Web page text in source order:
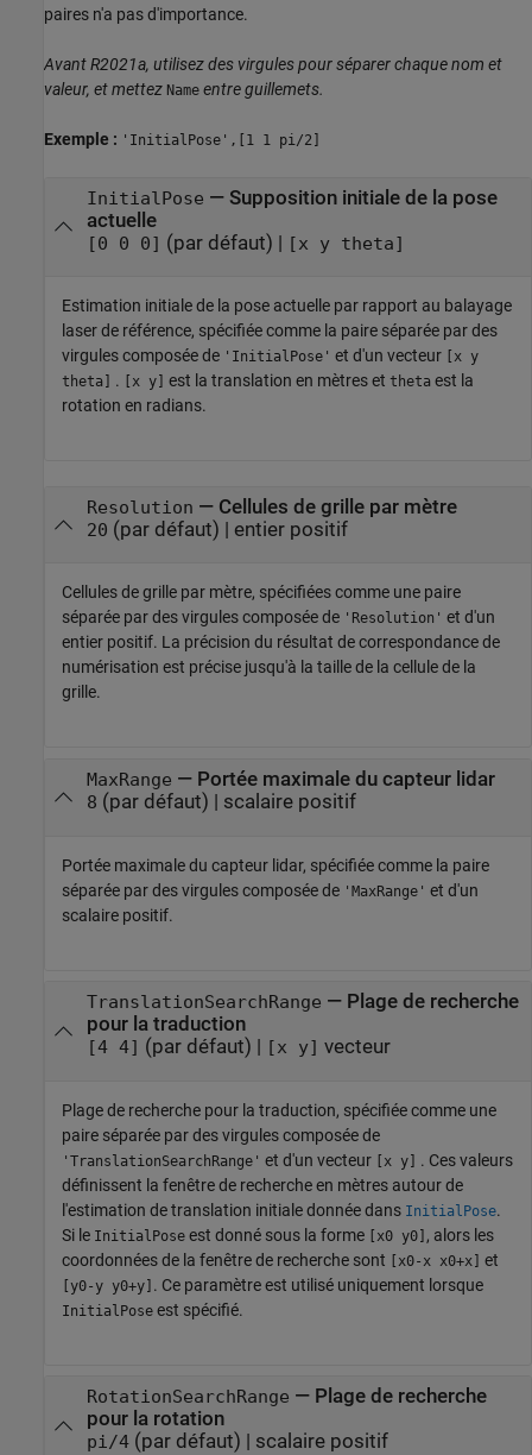
paires n'a pas d'importance.
Avant R2021a, utilisez des virgules pour séparer chaque nom et
valeur, et mettez Name entre guillemets.
Exemple : 'InitialPose',[1 1 pi/2]
InitialPose — Supposition initiale de la pose
actuelle
[0 0 0] (par défaut) | [x y theta]
Estimation initiale de la pose actuelle par rapport au balayage
laser de référence, spécifiée comme la paire séparée par des
virgules composée de 'InitialPose' et d'un vecteur
[x y
theta]
. [x y] est la translation en mètres et theta est la
rotation en radians.
Resolution — Cellules de grille par mètre
20 (par défaut) | entier positif
Cellules de grille par mètre, spécifiées comme une paire
séparée par des virgules composée de 'Resolution' et d'un
entier positif. La précision du résultat de correspondance de
numérisation est précise jusqu'à la taille de la cellule de la
grille.
MaxRange — Portée maximale du capteur lidar
8 (par défaut) | scalaire positif
Portée maximale du capteur lidar, spécifiée comme la paire
séparée par des virgules composée de 'MaxRange' et d'un
scalaire positif.
TranslationSearchRange — Plage de recherche
pour la traduction
[4 4] (par défaut) | [x y] vecteur
Plage de recherche pour la traduction, spécifiée comme une
paire séparée par des virgules composée de
'TranslationSearchRange' et d'un vecteur [x y] . Ces valeurs
définissent la fenêtre de recherche en mètres autour de
l'estimation de translation initiale donnée dans InitialPose.
Si le InitialPose est donné sous la forme [x0 y0] , alors les
coordonnées de la fenêtre de recherche sont [x0-x x0+x] et
[y0-y y0+y] . Ce paramètre est utilisé uniquement lorsque
InitialPose est spécifié.
RotationSearchRange — Plage de recherche
pour la rotation
pi/4(par défaut) | scalaire positif